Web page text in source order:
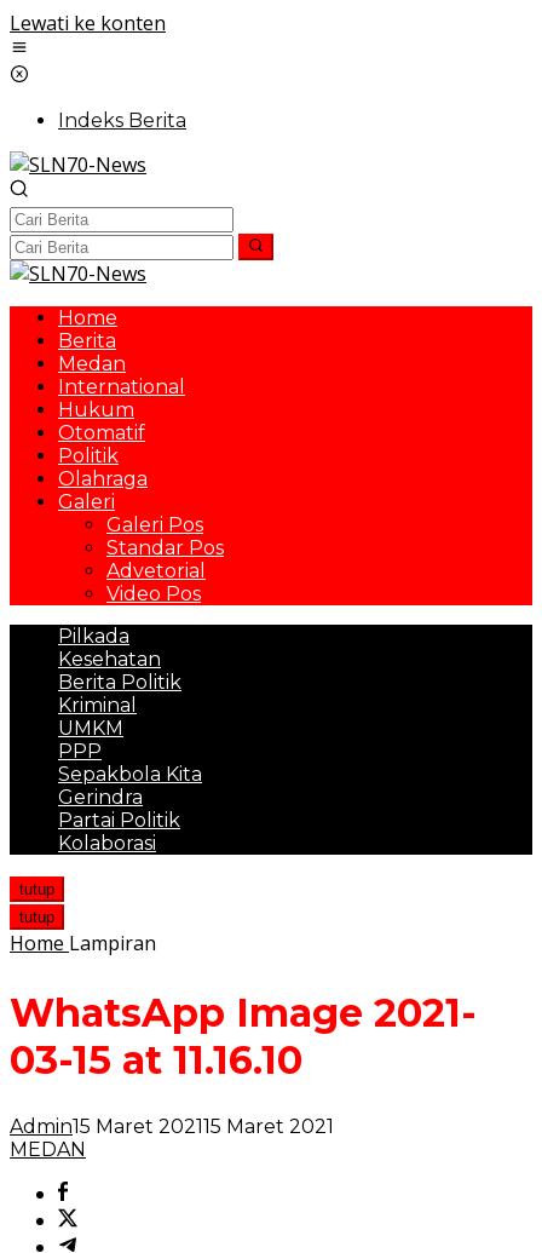
Lewati ke konten
Indeks Berita
Home
Berita
Medan
International
Hukum
Otomatif
Politik
Olahraga
Galeri
Galeri Pos
Standar Pos
Advetorial
Video Pos
Pilkada
Kesehatan
Berita Politik
Kriminal
UMKM
PPP
Sepakbola Kita
Gerindra
Partai Politik
Kolaborasi
tutup
tutup
Home Lampiran
WhatsApp Image 2021-
03-15 at 11.16.10
Admin15 Maret 202115 Maret 2021
MEDAN